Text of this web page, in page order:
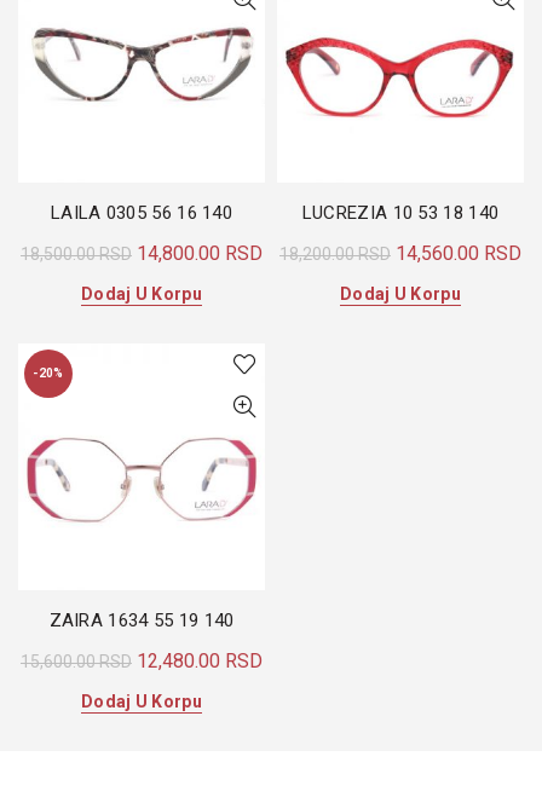
LAILA 0305 56 16 140
18,500.00RSD Originalna
cena
je
18,500.00 RSD.
14,800.00 RSD Trenutna
Dodaj U Korpu
LUCREZIA 10 53 18 140
18,200.00RSD Originalna
cena
je
14,560.00 RSD
Dodaj U Korpu
-20%
ZAIRA 1634 55 19 140
15,600.00RSD Originalna
cena
je
12,480.00 RSD
Dodaj U Korpu